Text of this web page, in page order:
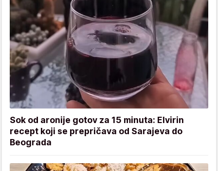
Sok od aronije gotov za 15 minuta: Elvirin
recept koji se prepričava od Sarajeva do
Beograda